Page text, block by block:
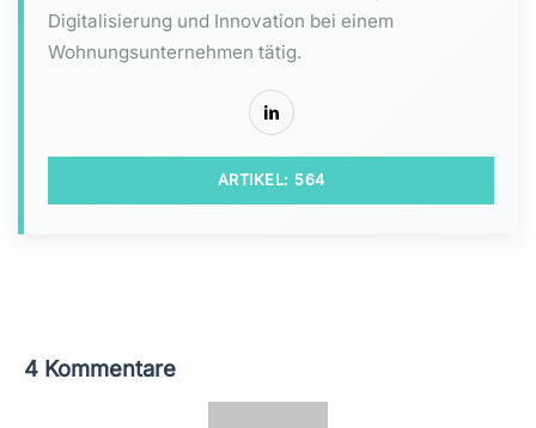
Digitalisierung und Innovation bei einem
Wohnungsunternehmen tätig.
ARTIKEL: 564
4 Kommentare